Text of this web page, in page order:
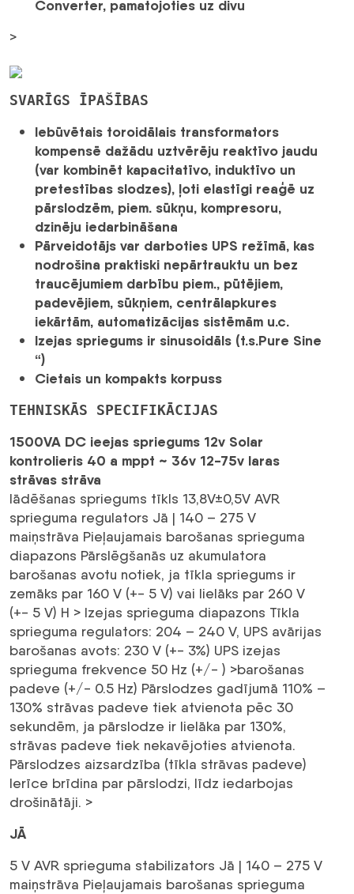
Converter, pamatojoties uz divu
>
SVARĪGS ĪPAŠĪBAS
Iebūvētais toroidālais transformators
kompensē dažādu uztvērēju reaktīvo jaudu
(var kombinēt kapacitatīvo, induktīvo un
pretestības slodzes), ļoti elastīgi reaģē uz
pārslodzēm, piem. sūkņu, kompresoru,
dzinēju iedarbināšana
Pārveidotājs var darboties UPS režīmā, kas
nodrošina praktiski nepārtrauktu un bez
traucējumiem darbību piem., pūtējiem,
padevējiem, sūkņiem, centrālapkures
iekārtām, automatizācijas sistēmām u.c.
Izejas spriegums ir sinusoidāls (t.s.Pure Sine
“)
Cietais un kompakts korpuss
TEHNISKĀS SPECIFIKĀCIJAS
1500VA DC ieejas spriegums 12v Solar
kontrolieris 40 a mppt ~ 36v 12-75v laras
strāvas strāva
lādēšanas spriegums tīkls 13,8V±0,5V AVR
sprieguma regulators Jā | 140 – 275 V
maiņstrāva Pieļaujamais barošanas sprieguma
diapazons Pārslēgšanās uz akumulatora
barošanas avotu notiek, ja tīkla spriegums ir
zemāks par 160 V (+- 5 V) vai lielāks par 260 V
(+- 5 V) H > Izejas sprieguma diapazons Tīkla
sprieguma regulators: 204 – 240 V, UPS avārijas
barošanas avots: 230 V (+- 3%) UPS izejas
sprieguma frekvence 50 Hz (+/- ) >barošanas
padeve (+/- 0.5 Hz) Pārslodzes gadījumā 110% –
130% strāvas padeve tiek atvienota pēc 30
sekundēm, ja pārslodze ir lielāka par 130%,
strāvas padeve tiek nekavējoties atvienota.
Pārslodzes aizsardzība (tīkla strāvas padeve)
Ierīce brīdina par pārslodzi, līdz iedarbojas
drošinātāji. >
JĀ
5 V AVR sprieguma stabilizators Jā | 140 – 275 V
maiņstrāva Pieļaujamais barošanas sprieguma